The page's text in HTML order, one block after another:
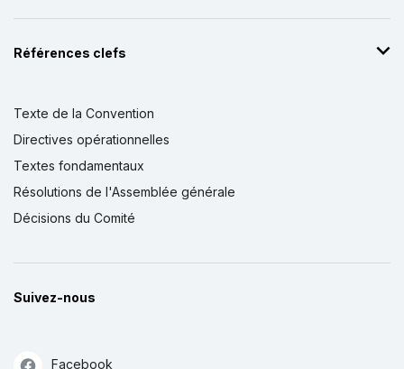
Références clefs
Texte de la Convention
Directives opérationnelles
Textes fondamentaux
Résolutions de l'Assemblée générale
Décisions du Comité
Suivez-nous
Facebook